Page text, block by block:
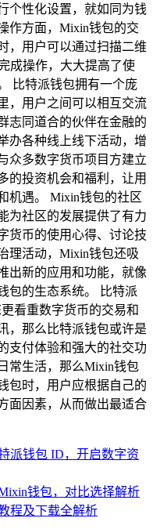
个性化设置，就如同为钱
作方面，Mixin钱包的交
，用户可以通过扫描二维
成操作，大大提高了使
比特派钱包拥有一个庞
，用户之间可以相互交流
志同道合的伙伴在金融的
办各种线上线下活动，增
众多数字货币项目方建立
的投资机会和福利，让用
机遇。 Mixin钱包的社区
为社区的发展提供了有力
货币的使用心得、讨论技
理活动，Mixin钱包还吸
出新的应用和功能，就像
包的生态系统。 比特派
看重数字货币的交易和
，那么比特派钱包或许是
支付体验和强大的社交功
常生活，那么Mixin钱包
包时，用户应根据自己的
面因素，从而做出最适合
派钱包 ID，开启数字资
钱包，对比选择解析
程及下载全解析